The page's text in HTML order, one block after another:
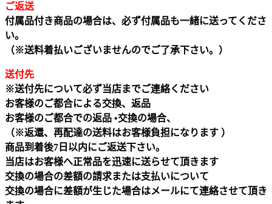
ご返送
付属品付き商品の場合は、必ず付属品も一緒に送ってくださ
い。
（※送料着払いございませんのでご了承下さい。）
送付先
※送付先について必ず当店までご連絡ください
お客様のご都合による交換、返品
お客様のご都合での返品 •交換の場合、
（※返還、再配達の送料はお客様負担になります ）
商品到着後7日以内にご返送下さい。
当店はお客様へ正常品を迅速に送らせて頂きます
交換の場合の差額の請求または支払いについて
交換の場合に差額が生じた場合はメールにて連絡させて頂き